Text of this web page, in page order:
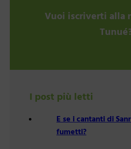
Vuoi iscriverti alla
I post più letti
E se i cantanti di
fumetti?